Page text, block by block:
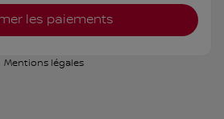
les paiements
Mentions légales